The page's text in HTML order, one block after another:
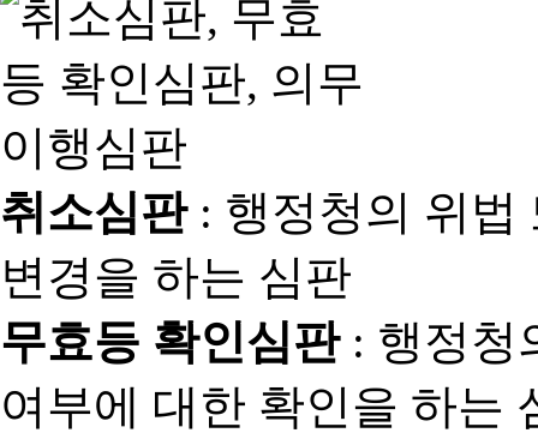
취소심판: 행정청의 위법
변경을 하는 심판
무효등 확인심판: 행정청
여부에 대한 확인을 하는